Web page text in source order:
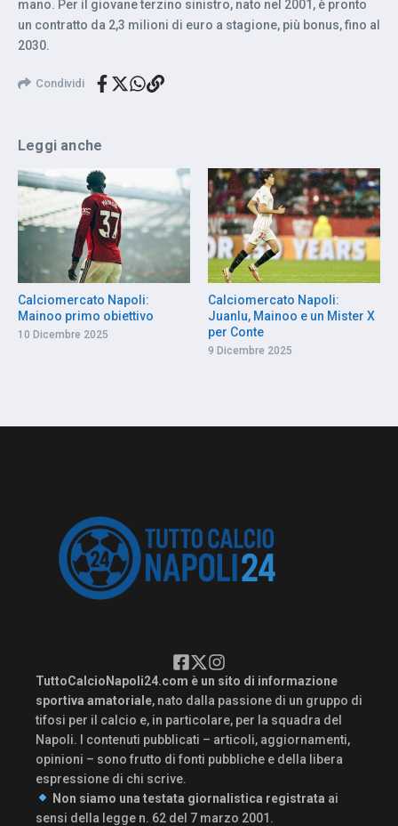
mano. Per il giovane terzino sinistro, nato nel 2001, è pronto
un contratto da 2,3 milioni di euro a stagione, più bonus, fino al
2030.
Condividi
Leggi anche
Calciomercato Napoli:
Mainoo primo obiettivo
10 Dicembre 2025
Calciomercato Napoli:
Juanlu, Mainoo e un Mister X
per Conte
9 Dicembre 2025
TuttoCalcioNapoli24.com è un sito di informazione
sportiva amatoriale, nato dalla passione di un gruppo di
tifosi per il calcio e, in particolare, per la squadra del
Napoli. I contenuti pubblicati – articoli, aggiornamenti,
opinioni – sono frutto di fonti pubbliche e della libera
espressione di chi scrive.
Non siamo una testata giornalistica registrata ai
sensi della legge n. 62 del 7 marzo 2001.